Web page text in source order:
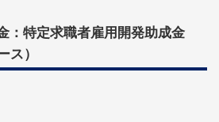
：特定求職者雇用開発助成金
ス）